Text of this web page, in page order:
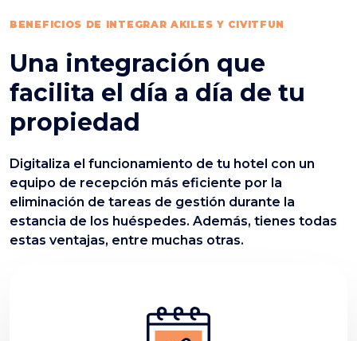
BENEFICIOS DE INTEGRAR AKILES Y CIVITFUN
Una integración que
facilita el día a día de tu
propiedad
Digitaliza el funcionamiento de tu hotel con un
equipo de recepción más eficiente por la
eliminación de tareas de gestión durante la
estancia de los huéspedes. Además, tienes todas
estas ventajas, entre muchas otras.